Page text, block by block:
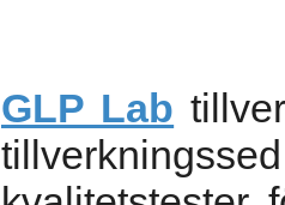
GLP Lab